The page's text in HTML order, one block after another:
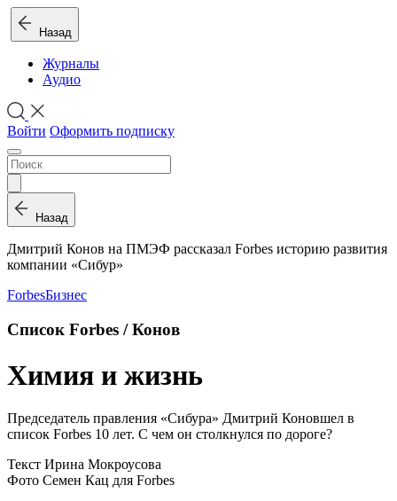
Назад
Журналы
Аудио
Войти Оформить подписку
Назад
Дмитрий Конов на ПМЭФ рассказал Forbes историю развития
компании «Сибур»
ForbesБизнес
Список Forbes / Конов
Химия и жизнь
Председатель правления «Сибура» Дмитрий Коновшел в
список Forbes 10 лет. С чем он столкнулся по дороге?
Текст Ирина Мокроусова
Фото Семен Кац для Forbes